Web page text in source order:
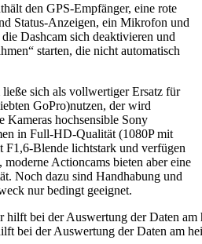
den GPS-Empfänger, eine rote
Status-Anzeigen, ein Mikrofon und
Dashcam sich deaktivieren und
starten, die nicht automatisch
sich als vollwertiger Ersatz für
GoPro)nutzen, der wird
Kameras hochsensible Sony
in Full-HD-Qualität (1080P mit
Blende lichtstark und verfügen
­Actioncams bieten aber eine
Noch dazu sind Handhabung und
nur bedingt geeignet.
bei der Auswertung der Daten am